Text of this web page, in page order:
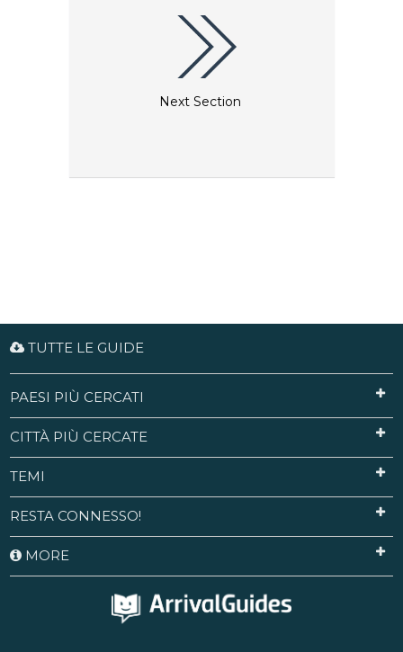
Next Section
TUTTE LE GUIDE
PAESI PIÙ CERCATI
CITTÀ PIÙ CERCATE
TEMI
RESTA CONNESSO!
MORE